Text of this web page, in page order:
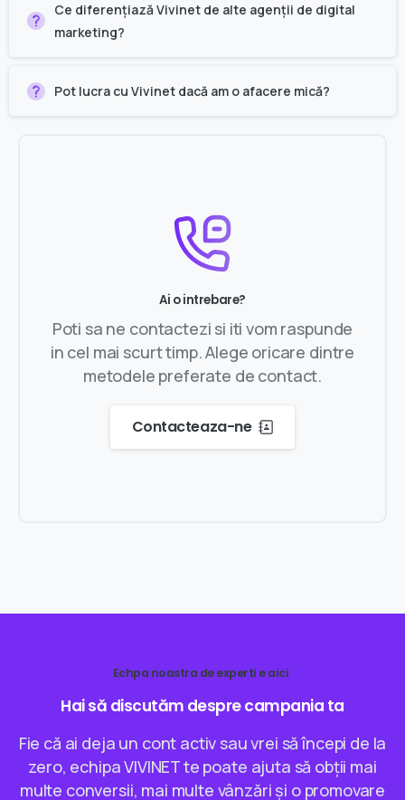
Ce diferențiază Vivinet de alte agenții de digital
marketing?
Pot lucra cu Vivinet dacă am o afacere mică?
Ai o intrebare?
Poti sa ne contactezi si iti vom raspunde
in cel mai scurt timp. Alege oricare dintre
metodele preferate de contact.
Contacteaza-ne
Echpa noastra de experti e aici
Haisă discutăm desprecampania ta
Fie că ai deja un cont activ sau vrei să începi de la
zero, echipa VIVINET te poate ajuta să obții mai
multe conversii, mai multe vânzări și o promovare